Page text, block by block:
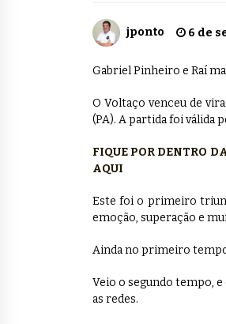
jponto 6 de
Gabriel Pinheiro e Raí
O Voltaço venceu de
(PA). A partida foi válida
FIQUE POR DENTRO
AQUI
Este foi o primeiro
emoção, superação e
Ainda no primeiro
Veio o segundo tempo,
as redes.